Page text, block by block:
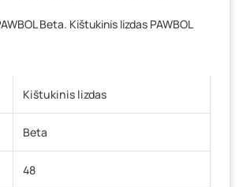
1, Druskininkai- 0 vienetų
g. 17, Rokiškis
64, Zarasai- 0 vienetų
Beta. Kištukinis lizdas PAWBOL
Kištukinis lizdas
Beta
48